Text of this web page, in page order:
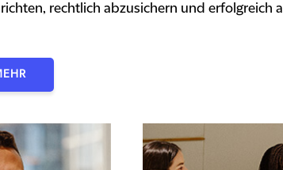
rechtlich abzusichern und erfolgreich